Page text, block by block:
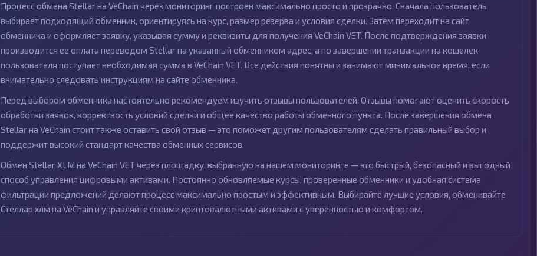
Процесс обмена Stellar на VeChain через мониторинг построен максимально просто и прозрачно. Сначала пользователь
выбирает подходящий обменник, ориентируясь на курс, размер резерва и условия сделки. Затем переходит на сайт
обменника и оформляет заявку, указывая сумму и реквизиты для получения VeChain VET. После подтверждения заявки
производится ее оплата переводом Stellar на указанный обменником адрес, а по завершении транзакции на кошелек
пользователя поступает необходимая сумма в VeChain VET. Все действия понятны и занимают минимальное время, если
внимательно следовать инструкциям на сайте обменника.
Перед выбором обменника настоятельно рекомендуем изучить отзывы пользователей. Отзывы помогают оценить скорость
обработки заявок, корректность условий сделки и общее качество работы обменного пункта. После завершения обмена
Stellar на VeChain стоит также оставить свой отзыв — это поможет другим пользователям сделать правильный выбор и
поддержит высокий стандарт качества обменных сервисов.
Обмен Stellar XLM на VeChain VET через площадку, выбранную на нашем мониторинге — это быстрый, безопасный и выгодный
способ управления цифровыми активами. Постоянно обновляемые курсы, проверенные обменники и удобная система
фильтрации предложений делают процесс максимально простым и эффективным. Выбирайте лучшие условия, обменивайте
Стеллар хлм на VeChain и управляйте своими криптовалютными активами с уверенностью и комфортом.